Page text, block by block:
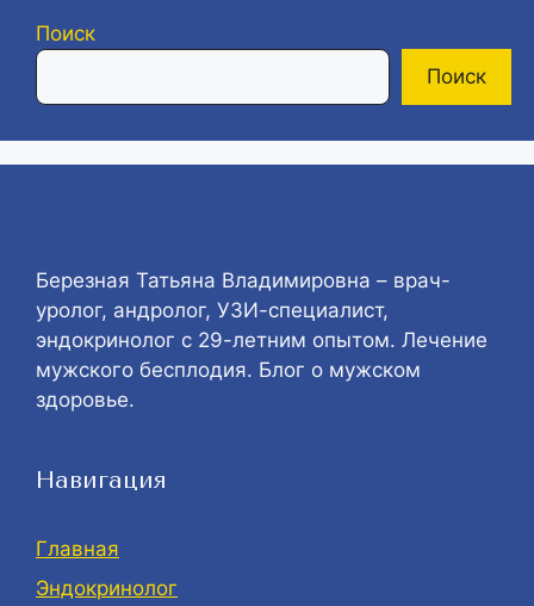
Поиск
Поиск
Березная Татьяна Владимировна – врач-
уролог, андролог, УЗИ-специалист,
эндокринолог с 29-летним опытом. Лечение
мужского бесплодия. Блог о мужском
здоровье.
Навигация
Главная
Эндокринолог